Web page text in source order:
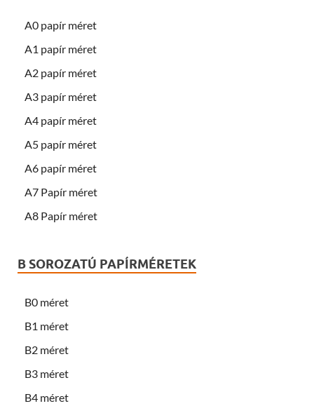
A0 papír méret
A1 papír méret
A2 papír méret
A3 papír méret
A4 papír méret
A5 papír méret
A6 papír méret
A7 Papír méret
A8 Papír méret
B SOROZATÚ PAPÍRMÉRETEK
B0 méret
B1 méret
B2 méret
B3 méret
B4 méret